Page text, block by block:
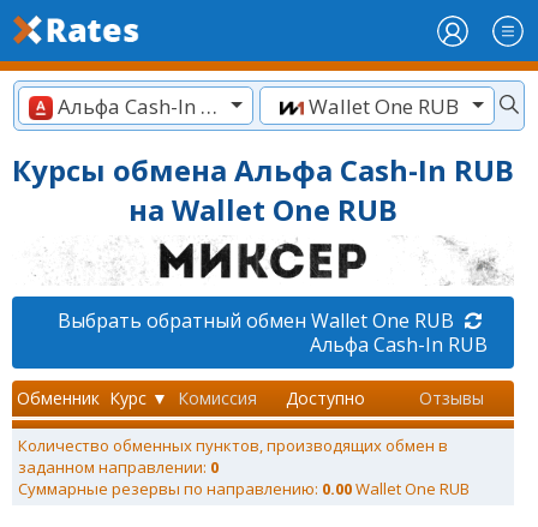
Альфа Cash-In RUB Wallet One RUB
Курсы обмена Альфа Cash-In RUB
на Wallet One RUB
Выбрать обратный обмен Wallet One RUB
Альфа Cash-In RUB
Обменник Курс ▼ Комиссия Доступно Отзывы
Количество обменных пунктов, производящих обмен в
заданном направлении: 0
Суммарные резервы по направлению: 0.00Wallet One RUB